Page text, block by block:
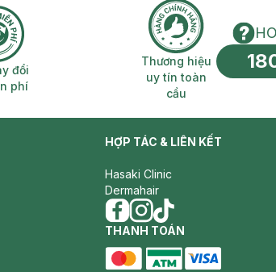
ngày đổi trả miễn phí
đổi
phí
Thương hiệu uy
Thương hiệu
uy tín toàn
cầu
HỢP TÁC & LIÊN KẾT
Hasaki Clinic
Dermahair
facebook
instagram
tiktok
THANH TOÁN